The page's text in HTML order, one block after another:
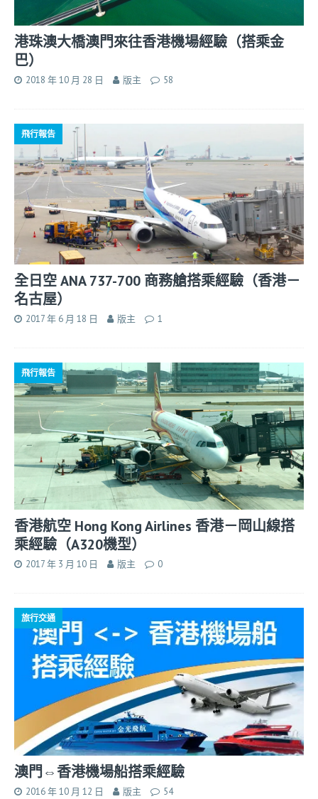
港珠澳大橋澳門來往香港機場經驗（搭乘金
巴）
2018 年 10 月 28 日 版主 58
飛行報告
全日空 ANA 737-700 商務艙搭乘經驗（香港－
名古屋）
2017 年 6 月 18 日 版主 1
飛行報告
香港航空 Hong Kong Airlines 香港－岡山線搭
乘經驗（A320機型）
2017 年 3 月 10 日 版主 0
旅行交通
澳門⇔香港機場船搭乘經驗
2016 年 10 月 12 日 版主 54